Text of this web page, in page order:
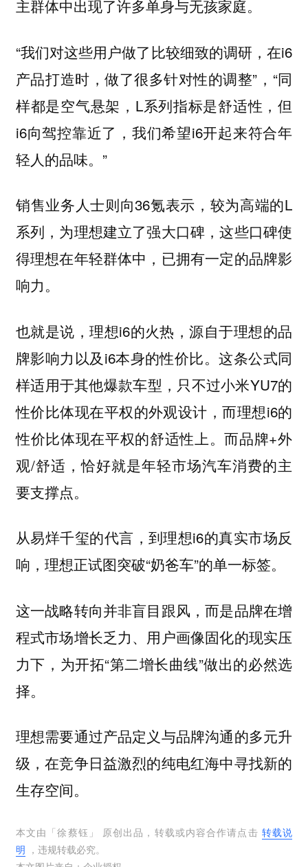
主群体中出现了许多单身与无孩家庭。
“我们对这些用户做了比较细致的调研，在i6
产品打造时，做了很多针对性的调整”，“同
样都是空气悬架，L系列指标是舒适性，但
i6向驾控靠近了，我们希望i6开起来符合年
轻人的品味。”
销售业务人士则向36氪表示，较为高端的L
系列，为理想建立了强大口碑，这些口碑使
得理想在年轻群体中，已拥有一定的品牌影
响力。
也就是说，理想i6的火热，源自于理想的品
牌影响力以及i6本身的性价比。这条公式同
样适用于其他爆款车型，只不过小米YU7的
性价比体现在平权的外观设计，而理想i6的
性价比体现在平权的舒适性上。而品牌+外
观/舒适，恰好就是年轻市场汽车消费的主
要支撑点。
从易烊千玺的代言，到理想i6的真实市场反
响，理想正试图突破“奶爸车”的单一标签。
这一战略转向并非盲目跟风，而是品牌在增
程式市场增长乏力、用户画像固化的现实压
力下，为开拓“第二增长曲线”做出的必然选
择。
理想需要通过产品定义与品牌沟通的多元升
级，在竞争日益激烈的纯电红海中寻找新的
生存空间。
本文由「徐蔡钰 」 原创出品，转载或内容合作请点击 转载说
明 ，违规转载必究。